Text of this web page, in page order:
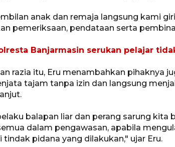
anak dan remaja langsung kami
pemeriksaan, pendataan serta
Banjarmasin serukan pelajar
razia itu, Eru menambahkan pihaknya
tajam tanpa izin dan langsung
balapan liar dan perang sarung kita
dalam pengawasan, apabila
tindak pidana yang dilakukan," ujar Eru.